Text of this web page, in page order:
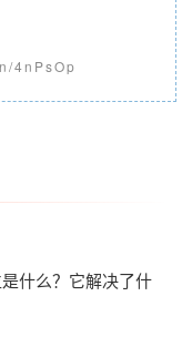
4nPsOp
什么？它解决了什